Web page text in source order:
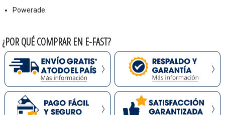
Powerade.
¿POR QUÉ COMPRAR EN E-FAST?